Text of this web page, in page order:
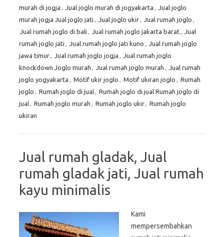
murah di jogja , Jual joglo murah di jogyakarta , Jual joglo
murah jogja Jual joglo jati , Jual joglo ukir, Jual rumah joglo ,
Jual rumah joglo di bali , Jual rumah joglo jakarta barat, Jual
rumah joglo jati , Jual rumah joglo jati kuno , Jual rumah joglo
jawa timur, Jual rumah joglo jogja , Jual rumah joglo
knockdown Joglo murah , Jual rumah joglo murah , Jual rumah
joglo yogyakarta , Motif ukir joglo , Motif ukiran joglo , Rumah
joglo , Rumah joglo di jual, Rumah joglo di jual Rumah joglo di
jual, Rumah joglo murah , Rumah joglo ukir, Rumah joglo
ukiran
Jual rumah gladak, Jual
rumah gladak jati, Jual rumah
kayu minimalis
Kami
mempersembahkan